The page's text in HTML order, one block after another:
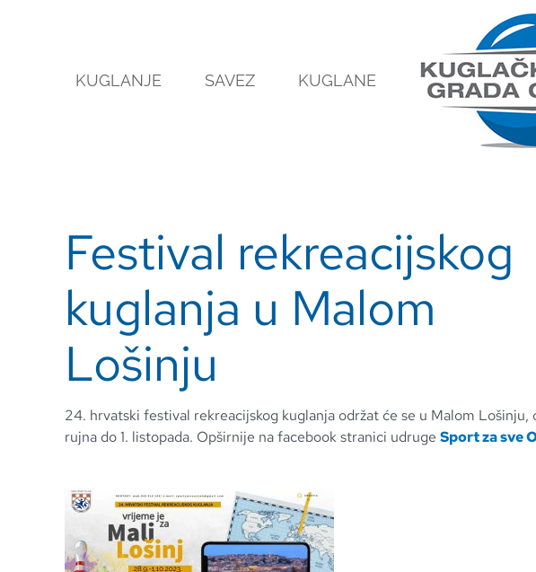
KUGLANJE
SAVEZ KUGLANE
Festival rekreacijskog
kuglanja u Malom
Lošinju
24. hrvatski festival rekreacijskog kuglanja održat će se u Malom Lošinju,
rujna do 1. listopada. Opširnije na facebook stranici udruge Sport za sve